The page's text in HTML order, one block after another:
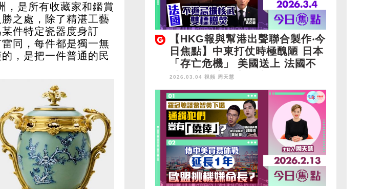
，是所有收藏家和鑑賞
之處，除了精湛工藝
件特定瓷器度身訂
同，每件都是獨一無
，是把一件普通的民
【HKG報與幫港出聲聯合製作‧今
日焦點】中東打仗時極醜陋 日本
「存亡危機」 美國送上 法國不
避忌擴核武 雙標贈㷫
2026.03.04 視頻 周天慧